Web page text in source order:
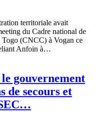
territoriale avait
du Cadre national de
Togo (CNCC) à Vogan ce
Anfoin à…
gouvernement
de secours et